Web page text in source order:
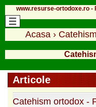
www.resurse-ortodoxe.ro -
Acasa ›
Articole
Catehism ortodox -